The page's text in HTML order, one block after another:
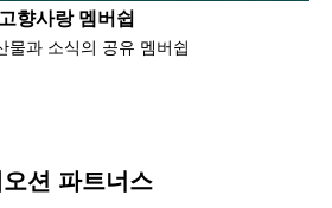
고향사랑 멤버쉽
물과 소식의 공유 멤버쉽
오션 파트너스